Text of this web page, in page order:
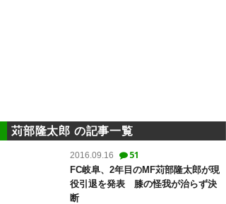
苅部隆太郎 の記事一覧
2016.09.16 51
FC岐阜、2年目のMF苅部隆太郎が現
役引退を発表 膝の怪我が治らず決
断